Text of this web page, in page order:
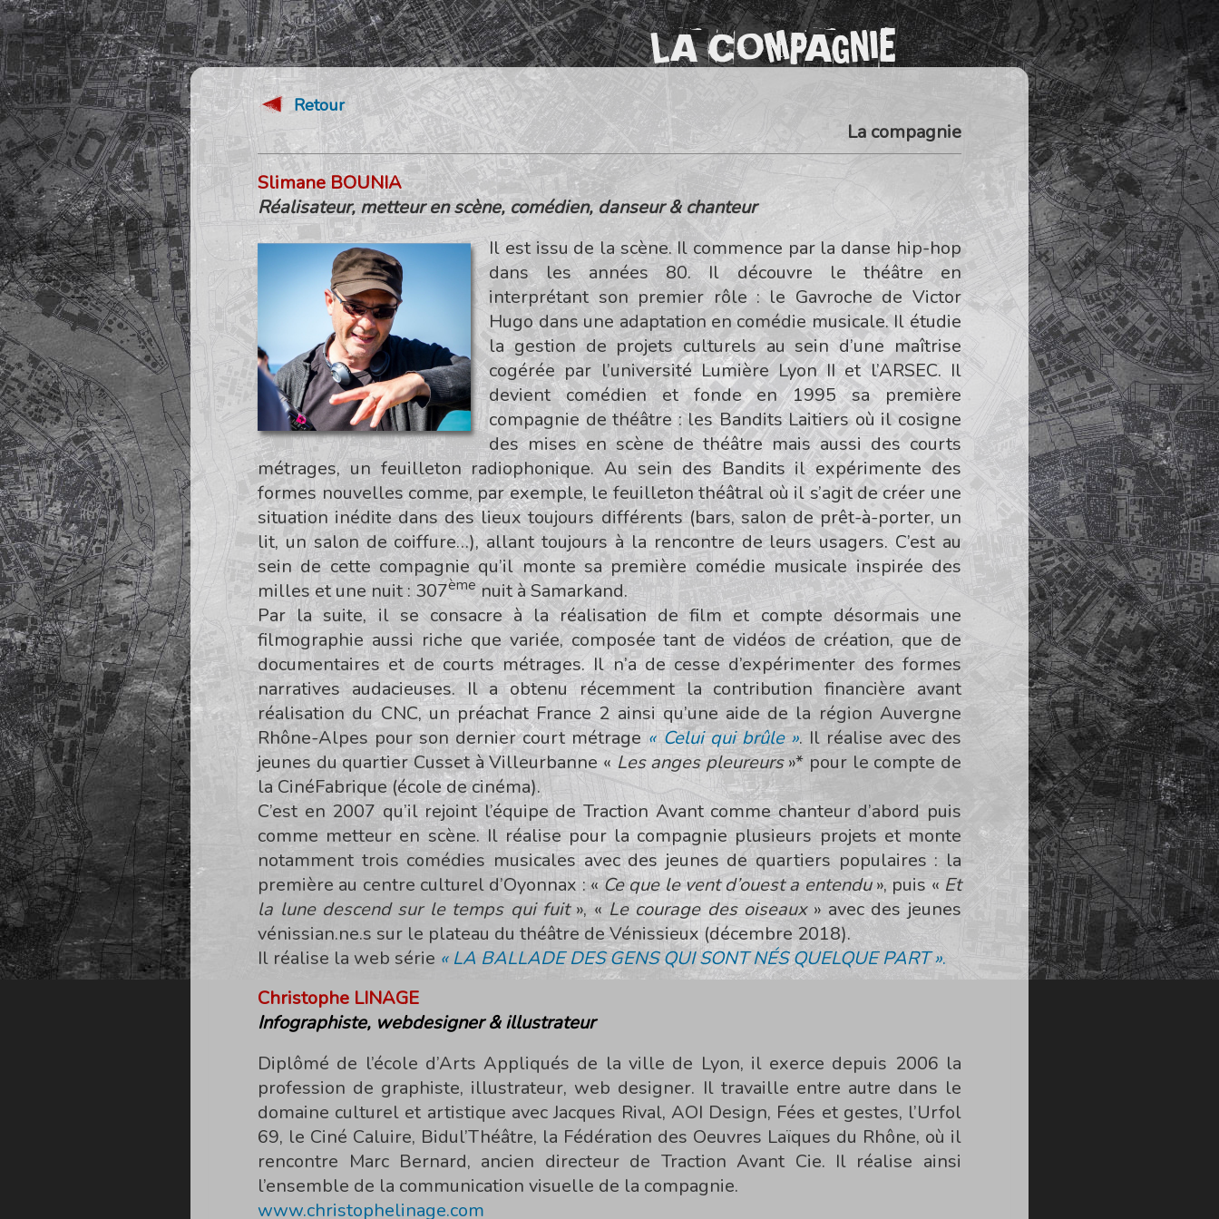
LA COMPAGNIE
Retour
La compagnie
Slimane BOUNIA
Réalisateur, metteur en scène, comédien, danseur & chanteur
Il est issu de la scène. Il commence par la danse hip-hop
dans les années 80. Il découvre le théâtre en
interprétant son premier rôle : le Gavroche de Victor
Hugo dans une adaptation en comédie musicale. Il étudie
la gestion de projets culturels au sein d’une maîtrise
cogérée par l’université Lumière Lyon II et l’ARSEC. Il
devient comédien et fonde en 1995 sa première
compagnie de théâtre : les Bandits Laitiers où il cosigne
des mises en scène de théâtre mais aussi des courts
métrages, un feuilleton radiophonique. Au sein des Bandits il expérimente des
formes nouvelles comme, par exemple, le feuilleton théâtral où il s’agit de créer une
situation inédite dans des lieux toujours différents (bars, salon de prêt-à-porter, un
lit, un salon de coiffure…), allant toujours à la rencontre de leurs usagers. C’est au
sein de cette compagnie qu’il monte sa première comédie musicale inspirée des
milles et une nuit : 307ème nuit à Samarkand.
Par la suite, il se consacre à la réalisation de film et compte désormais une
filmographie aussi riche que variée, composée tant de vidéos de création, que de
documentaires et de courts métrages. Il n’a de cesse d’expérimenter des formes
narratives audacieuses. Il a obtenu récemment la contribution financière avant
réalisation du CNC, un préachat France 2 ainsi qu’une aide de la région Auvergne
Rhône-Alpes pour son dernier court métrage« Celui qui brûle ». Il réalise avec des
jeunes du quartier Cusset à Villeurbanne «Les anges pleureurs»* pour le compte de
laCinéFabrique(école de cinéma).
C’est en 2007 qu’il rejoint l’équipe de Traction Avant comme chanteur d’abord puis
comme metteur en scène. Il réalise pour la compagnie plusieurs projets et monte
notamment trois comédies musicales avec des jeunes de quartiers populaires : la
première au centre culturel d’Oyonnax : «Ce que le vent d’ouest a entendu», puis « Et
la lune descend sur le temps qui fuit», «Le courage des oiseaux» avec des jeunes
vénissian.ne.s sur le plateau du théâtre de Vénissieux (décembre 2018).
Il réalise la web série « LA BALLADE DES GENS QUI SONT NÉS QUELQUE PART ».
Christophe LINAGE
Infographiste, webdesigner & illustrateur
Diplômé de l’école d’Arts Appliqués de la ville de Lyon, il exerce depuis 2006 la
profession de graphiste, illustrateur, web designer. Il travaille entre autre dans le
domaine culturel et artistique avec Jacques Rival, AOI Design, Fées et gestes, l’Urfol
69, le Ciné Caluire, Bidul’Théâtre, la Fédération des Oeuvres Laïques du Rhône, où il
rencontre Marc Bernard, ancien directeur de Traction Avant Cie. Il réalise ainsi
l’ensemble de la communication visuelle de la compagnie.
www.christophelinage.com